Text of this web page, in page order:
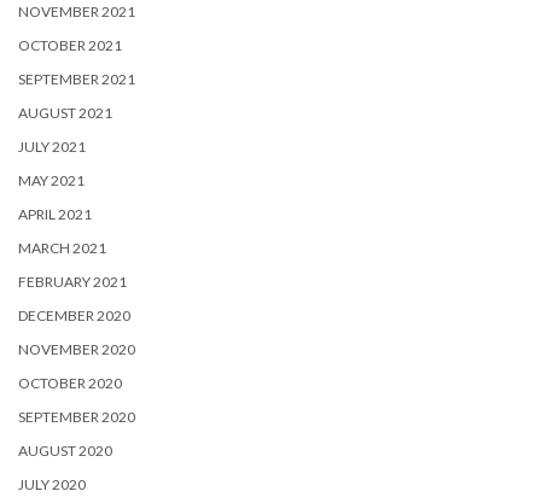
NOVEMBER 2021
OCTOBER 2021
SEPTEMBER 2021
AUGUST 2021
JULY 2021
MAY 2021
APRIL 2021
MARCH 2021
FEBRUARY 2021
DECEMBER 2020
NOVEMBER 2020
OCTOBER 2020
SEPTEMBER 2020
AUGUST 2020
JULY 2020